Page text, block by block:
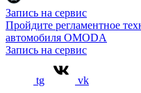
Запись на сервис
Пройдите регламентное
автомобиля OMODA
Запись на сервис
tg
vk